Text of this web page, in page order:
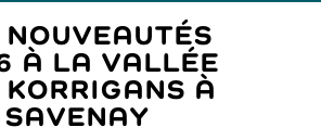
NOUVEAUTÉS
À LA VALLÉE
KORRIGANS À
SAVENAY